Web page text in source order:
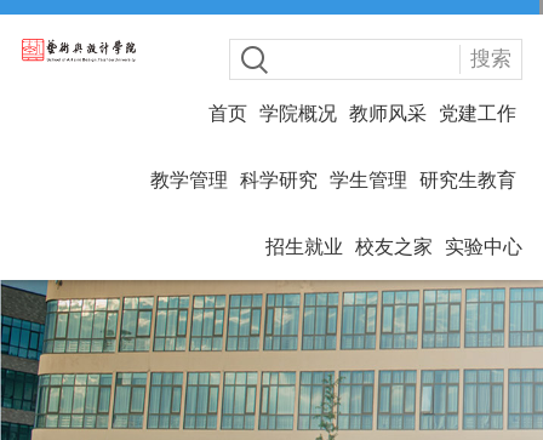
搜索
首页 学院概况 教师风采 党建工作
教学管理 科学研究 学生管理 研究生教育
招生就业 校友之家 实验中心